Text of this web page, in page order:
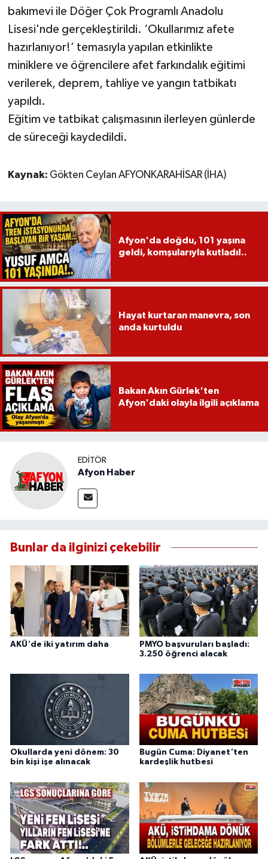
bakımevi ile Döğer Çok Programlı Anadolu
Lisesi'nde gerçekleştirildi. ‘Okullarımız afete
hazırlanıyor!’ temasıyla yapılan etkinlikte
miniklere ve öğrencilere afet farkındalık eğitimi
verilerek, deprem, tahliye ve yangın tatbikatı
yapıldı.
Eğitim ve tatbikat çalışmasının ilerleyen günlerde
de süreceği kaydedildi.
Kaynak: Gökten Ceylan AFYONKARAHİSAR (İHA)
Afyon'da doğdu, 101 yaşına
geldi, komşularıyla kutladı!..
Hayat kurtaran manevra, son
anda kurtuldu
Bakan Akın Gürlek'ten
Afyon'daki olayla ilgili açıklama
EDITÖR
Afyon Haber
Bunlar da ilginizi çekebilir
AKÜ'de iki yatırım daha
PMYO başvuruları başladı:
3.250 öğrenci alacak
Okullarda yeni dönem: 30
bin kişi işe alınacak
Bugün Cuma: Diyanet'ten
kardeşlik hutbesi